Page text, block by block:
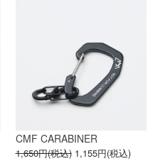
CMF CARABINER
1,650円(税込) 1,155円(税込)